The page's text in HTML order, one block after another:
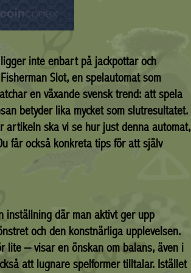
inte enbart på jackpottar och
Slot, en spelautomat som
en växande svensk trend: att spela
betyder lika mycket som slutresultatet.
artikeln ska vi se hur just denna automat,
får också konkreta tips för att själv
inställning där man aktivt ger upp
och den konstnärliga upplevelsen.
lite – visar en önskan om balans, även i
att lugnare spelformer tilltalar. Istället